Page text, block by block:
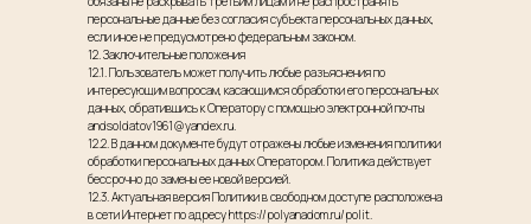
персональные данные без согласия субъекта персональных данных,
если иное не предусмотрено федеральным законом.
12. Заключительные положения
12.1. Пользователь может получить любые разъяснения по
интересующим вопросам, касающимся обработки его персональных
данных, обратившись к Оператору с помощью электронной почты
andsoldatov1961@yandex.ru.
12.2. В данном документе будут отражены любые изменения политики
обработки персональных данных Оператором. Политика действует
бессрочно до замены ее новой версией.
12.3. Актуальная версия Политики в свободном доступе расположена
в сети Интернет по адресу https://polyanadom.ru/polit.